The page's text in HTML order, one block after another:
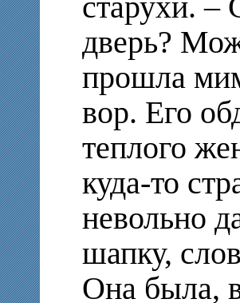
старухи. –
дверь?
прошла
вор. Его
теплого
куда-то
невольно
шапку,
Она была,